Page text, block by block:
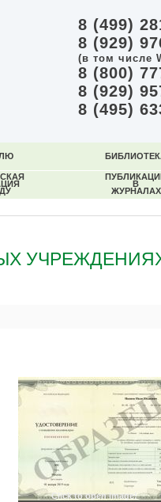
8 (499)
8 (929)
(в том числе
8 (800)
8 (929)
8 (495)
В
ЖУРНАЛАХ
Click to open image!